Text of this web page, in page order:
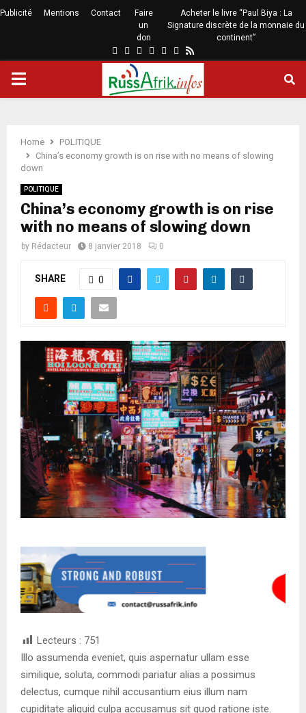
Publicité Mentions Contact
Faire
un
don
Acheter le livre “Paul Biya : La
Signature discrète de la monnaie du
continent”
Home
POLITIQUE
China’s economy growth is on rise with no means of slowing
down
POLITIQUE
China’s economy growth is on rise
with no means of slowing down
by Rédacteur 8 janvier 2018 0
SHARE 0
Lecteurs : 751
Illo assumenda eveniet, quis aspernatur ullam esse
similique, soluta, commodi pariatur alias a possimus
delectus, cumque nihil accusantium eius illum nam
cupiditate aliquid culpa accusamus sit quod ratione iste.